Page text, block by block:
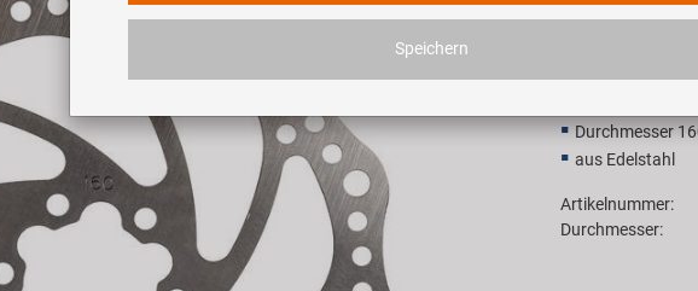
Unverbindliche
Durchmesser
aus Edelstahl
Artikelnummer:
Durchmesser:
Speichern